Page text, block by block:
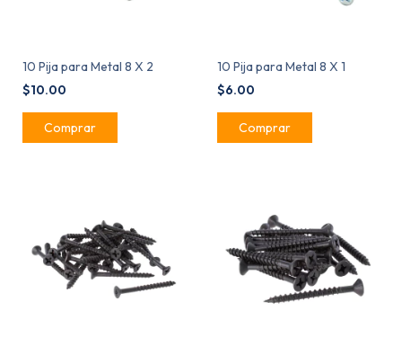
10 Pija para Metal 8 X 2
$10.00
10 Pija para Metal 8 X 1
$6.00